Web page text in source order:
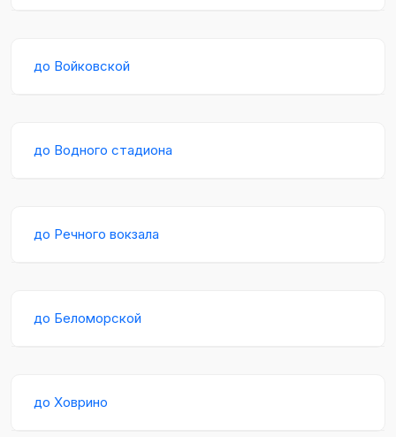
до Войковской
до Водного стадиона
до Речного вокзала
до Беломорской
до Ховрино